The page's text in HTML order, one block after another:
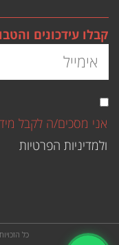
קבלו עידכונים
אני מסכים/ה לקבל
ולמדיניות הפרטיות
כל